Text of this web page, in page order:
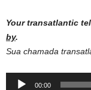
Your transatlantic
by.
Sua chamada
Audio
00:00